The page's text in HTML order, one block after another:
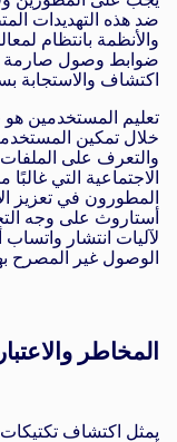
ضد هذه التهديدات
والأنظمة بانتظام
ضوابط وصول صارمة
اكتشاف والاستجابة
تعليم المستخدمين
خلال تمكين
والتعرف على الملفات
الاجتماعية التي
المطورون في تعزيز
أستاروث على وجه
لآليات انتشار
الوصول غير المصرح
المخاطر
يمثل اكتشاف